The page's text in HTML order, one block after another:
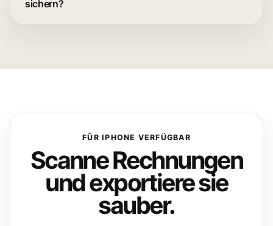
sichern?
FÜR IPHONE VERFÜGBAR
Scanne Rechnungen
und exportiere sie
sauber.